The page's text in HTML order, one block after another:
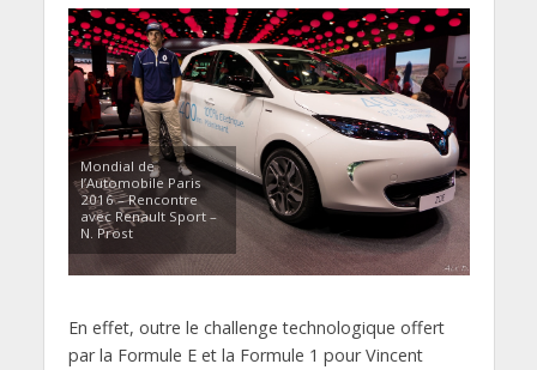
Mondial de
l’Automobile Paris
2016 – Rencontre
avec Renault Sport –
N. Prost
En effet, outre le challenge technologique offert
par la Formule E et la Formule 1 pour Vincent